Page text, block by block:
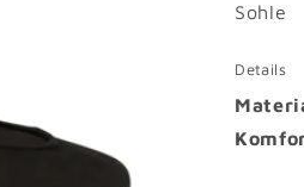
Sohle
Details